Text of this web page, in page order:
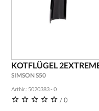
KOTFLÜGEL
SIMSON S50
ArtNr.: 5020383 - 0
/ 0